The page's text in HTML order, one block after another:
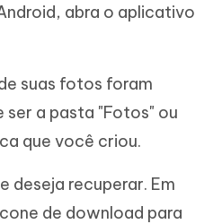
abra o aplicativo
suas fotos foram
ser a pasta "Fotos" ou
que você criou.
deseja recuperar. Em
de download para